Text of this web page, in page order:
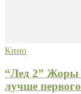
Кино
“Лед 2” Жоры
лучше